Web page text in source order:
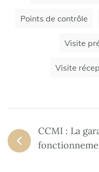
Points de contrôle
Visite
Visite
CCMI : La